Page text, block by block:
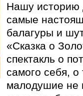
Нашу историю
самые
балагуры и
«Сказка о
спектакль о
самого себя, о
малодушие не